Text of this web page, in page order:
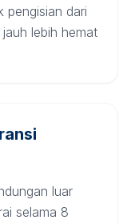
dari
lebih hemat
luar
selama 8